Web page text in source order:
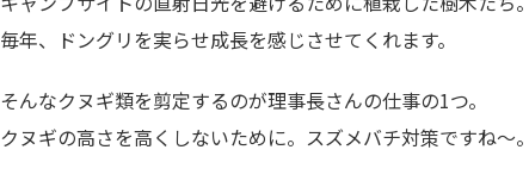
毎年、ドングリを実らせ成長を感じさせてくれます。
そんなクヌギ類を剪定するのが理事長さんの仕事の1つ。
クヌギの高さを高くしないために。スズメバチ対策ですね～。